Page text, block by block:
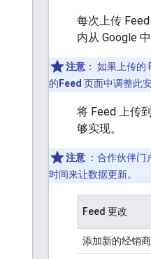
每次上传
内从 Google 中
注意 ： 如果上传的
的 Feed 页面中调整此
将 Feed 上传
够实现。
注意 ：合作伙伴
时间来让数据更新。
Feed 更改
添加新的经销商